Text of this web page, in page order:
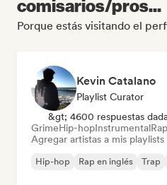
comisarios/pros...
Porque estás visitando el
Kevin Catalano
Playlist Curator
&gt; 4600 respuestas
GrimeHip-hopInstrumental
Agregar artistas a mis
Hip-hop Rap en inglés Trap